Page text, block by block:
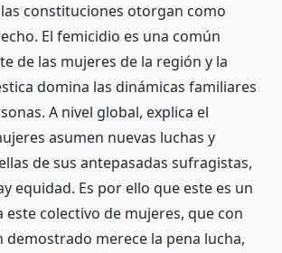
constituciones otorgan como
El femicidio es una común
de las mujeres de la región y la
domina las dinámicas familiares
A nivel global, explica el
asumen nuevas luchas y
de sus antepasadas sufragistas,
equidad. Es por ello que este es un
este colectivo de mujeres, que con
demostrado merece la pena lucha,